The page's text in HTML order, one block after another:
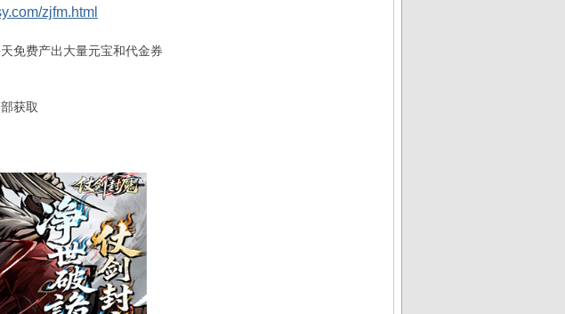
zjfm.html
免费产出大量元宝和代金券
获取